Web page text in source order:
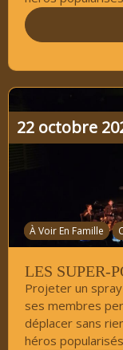
À Voir En Famille
22 octobre
LES SUPER-
Projeter un
ses membres
déplacer sans
héros